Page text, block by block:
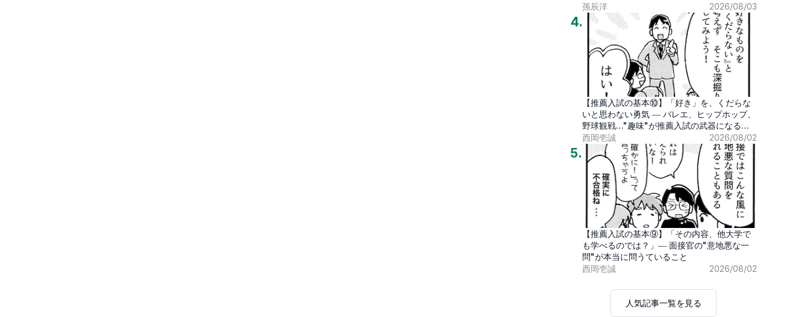
孫辰洋
2026/08/03
4.
【推薦入試の基本⑩】「好き」を、くだらな
いと思わない勇気 ― バレエ、ヒップホップ、
野球観戦…"趣味"が推薦入試の武器になる時
代
西岡壱誠 2026/08/02
5.
【推薦入試の基本⑨】「その内容、他大学で
も学べるのでは？」― 面接官の"意地悪な一
問"が本当に問うていること
西岡壱誠
2026/08/02
人気記事一覧を見る